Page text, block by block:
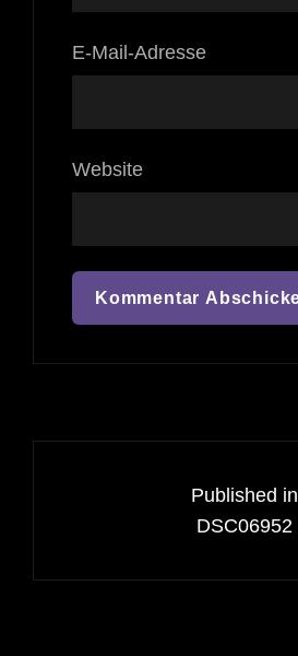
E-Mail-Adresse
Website
Published in
DSC06952